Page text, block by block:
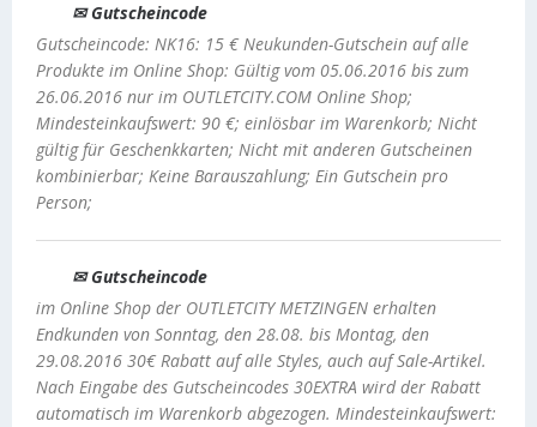
✉ Gutscheincode
Gutscheincode: NK16: 15 € Neukunden-Gutschein auf alle
Produkte im Online Shop: Gültig vom 05.06.2016 bis zum
26.06.2016 nur im OUTLETCITY.COM Online Shop;
Mindesteinkaufswert: 90 €; einlösbar im Warenkorb; Nicht
gültig für Geschenkkarten; Nicht mit anderen Gutscheinen
kombinierbar; Keine Barauszahlung; Ein Gutschein pro
Person;
✉ Gutscheincode
im Online Shop der OUTLETCITY METZINGEN erhalten
Endkunden von Sonntag, den 28.08. bis Montag, den
29.08.2016 30€ Rabatt auf alle Styles, auch auf Sale-Artikel.
Nach Eingabe des Gutscheincodes 30EXTRA wird der Rabatt
automatisch im Warenkorb abgezogen. Mindesteinkaufswert: